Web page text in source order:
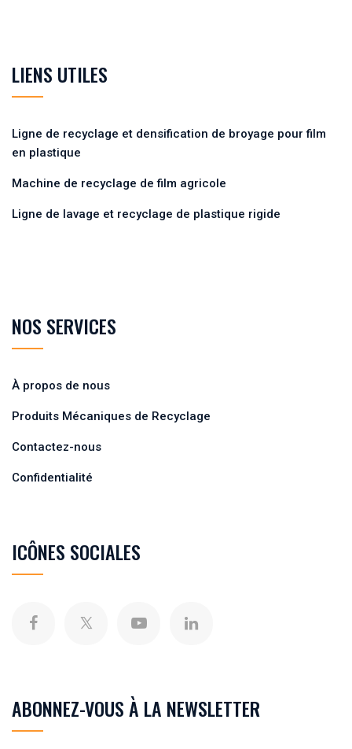
LIENS UTILES
Ligne de recyclage et densification de broyage pour film
en plastique
Machine de recyclage de film agricole
Ligne de lavage et recyclage de plastique rigide
NOS SERVICES
À propos de nous
Produits Mécaniques de Recyclage
Contactez-nous
Confidentialité
ICÔNES SOCIALES
ABONNEZ-VOUS À LA NEWSLETTER